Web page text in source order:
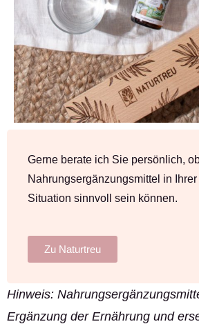
Gerne berate ich Sie persönlich,
Nahrungsergänzungsmittel in
Situation sinnvoll sein können.
Zu Naturtreu
Hinweis:
Ergänzung der Ernährung und